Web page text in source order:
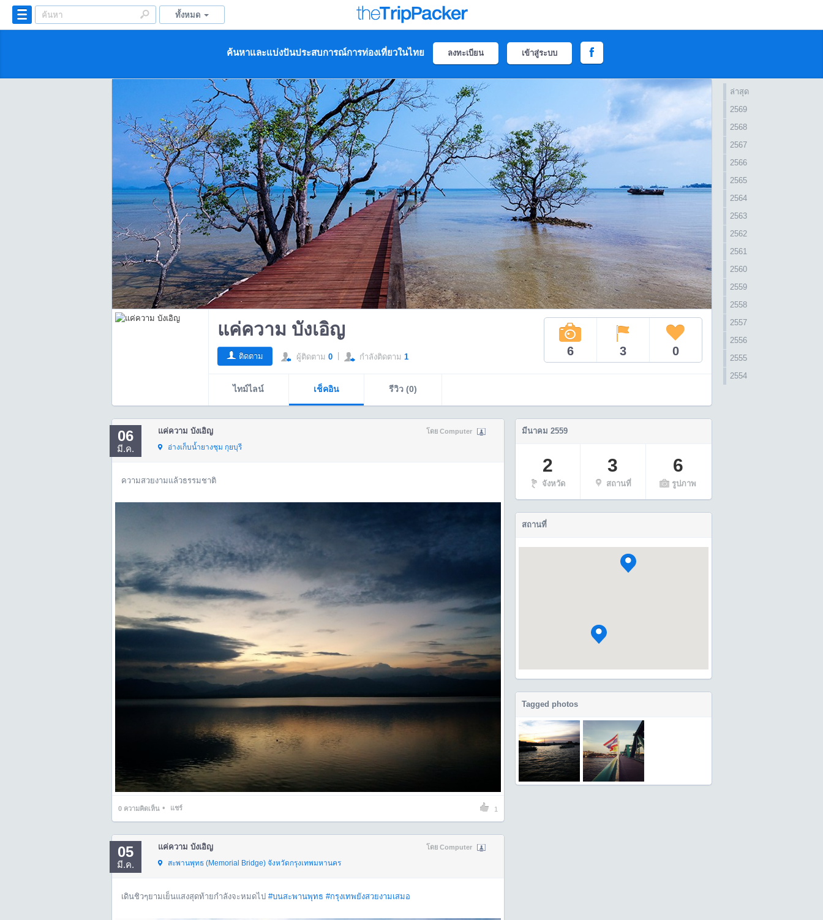
ทั้งหมด
ค้นหาและแบ่งปันประสบการณ์การท่องเที่ยวในไทย ลงทะเบียน เข้าสู่ระบบ
ล่าสุด
2569
2568
2567
2566
2565
2564
2563
2562
2561
2560
2559
2558
2557
2556
2555
2554
แค่ความ บังเอิญ
6 3 0
ติดตาม ผู้ติดตาม 0| กำลังติดตาม 1
ไทม์ไลน์ เช็คอิน รีวิว (0)
06
มี.ค.
โดย Computer
แค่ความ บังเอิญ
อ่างเก็บน้ำยางชุม กุยบุรี
ความสวยงามแล้วธรรมชาติ
0ความคิดเห็น• แชร์ 1
มีนาคม 2559
2
จังหวัด
3
สถานที่
6
รูปภาพ
สถานที่
Tagged photos
05
มี.ค.
โดย Computer
แค่ความ บังเอิญ
สะพานพุทธ (Memorial Bridge)จังหวัดกรุงเทพมหานคร
เดินชิวๆยามเย็นแสงสุดท้ายกำลังจะหมดไป #บนสะพานพุทธ #กรุงเทพยังสวยงามเสมอ